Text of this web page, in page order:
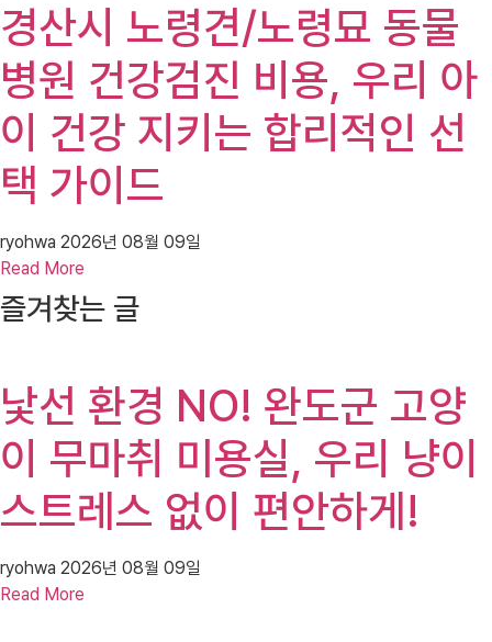
경산시 노령견/노령묘 동물
병원 건강검진 비용, 우리 아
이 건강 지키는 합리적인 선
택 가이드
ryohwa 2026년 08월 09일
Read More
즐겨찾는 글
낯선 환경 NO! 완도군 고양
이 무마취 미용실, 우리 냥이
스트레스 없이 편안하게!
ryohwa 2026년 08월 09일
Read More